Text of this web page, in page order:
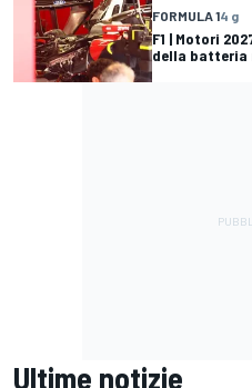
FORMULA 14 g
F1 | Motori
della batteria
Ultime notizie